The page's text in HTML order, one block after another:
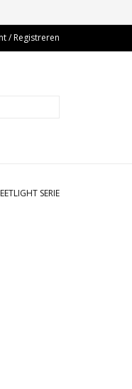
/ Registreren
SERIE